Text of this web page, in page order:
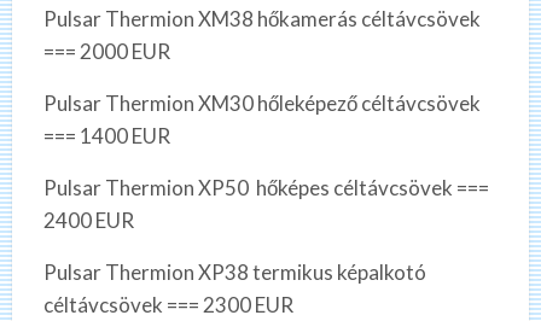
Pulsar Thermion XM38 hőkamerás céltávcsövek
=== 2000 EUR
Pulsar Thermion XM30 hőleképező céltávcsövek
=== 1400 EUR
Pulsar Thermion XP50 hőképes céltávcsövek ===
2400 EUR
Pulsar Thermion XP38 termikus képalkotó
céltávcsövek === 2300 EUR